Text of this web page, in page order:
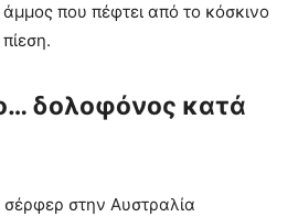
που πέφτει από το κόσκινο
δολοφόνος κατά
σέρφερ στην Αυστραλία